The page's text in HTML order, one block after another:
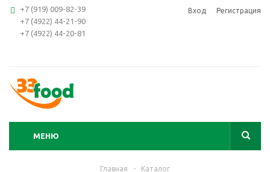
+7 (919) 009-82-39
+7 (4922) 44-21-90
+7 (4922) 44-20-81
Вход Регистрация
МЕНЮ
Главная - Каталог